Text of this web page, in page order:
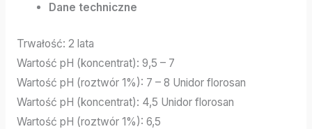
Dane techniczne
Trwałość: 2 lata
Wartość pH (koncentrat): 9,5 – 7
Wartość pH (roztwór 1%): 7 – 8 Unidor florosan
Wartość pH (koncentrat): 4,5 Unidor florosan
Wartość pH (roztwór 1%): 6,5